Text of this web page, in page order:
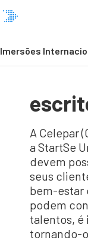
Imersões
A Celepar
a StartSe
devem
seus
bem-estar
podem
talentos, é
tornando-